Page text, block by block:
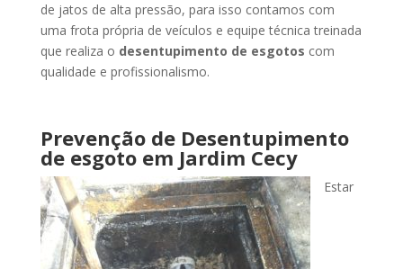
de jatos de alta pressão, para isso contamos com
uma frota própria de veículos e equipe técnica treinada
que realiza o desentupimento de esgotos com
qualidade e profissionalismo.
Prevenção de Desentupimento
de esgoto em Jardim Cecy
Estar